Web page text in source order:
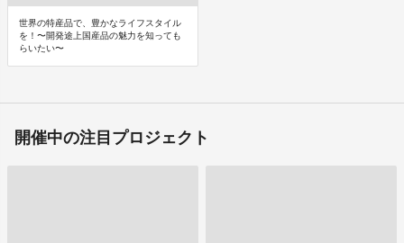
世界の特産品で、豊かなライフスタイル
を！〜開発途上国産品の魅力を知っても
らいたい〜
開催中の注目プロジェクト